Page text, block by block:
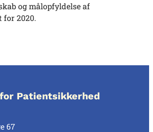
og målopfyldelse af
2020.
Patientsikkerhed
67